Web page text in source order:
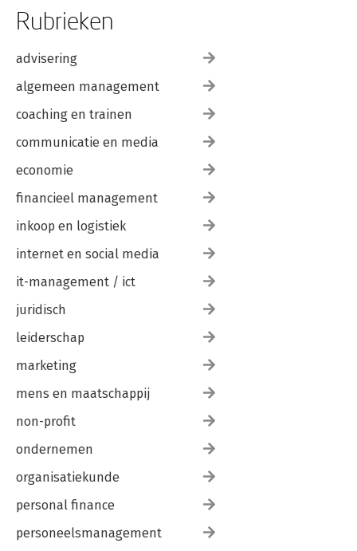
Rubrieken
advisering
algemeen management
coaching en trainen
communicatie en media
economie
financieel management
inkoop en logistiek
internet en social media
it-management / ict
juridisch
leiderschap
marketing
mens en maatschappij
non-profit
ondernemen
organisatiekunde
personal finance
personeelsmanagement